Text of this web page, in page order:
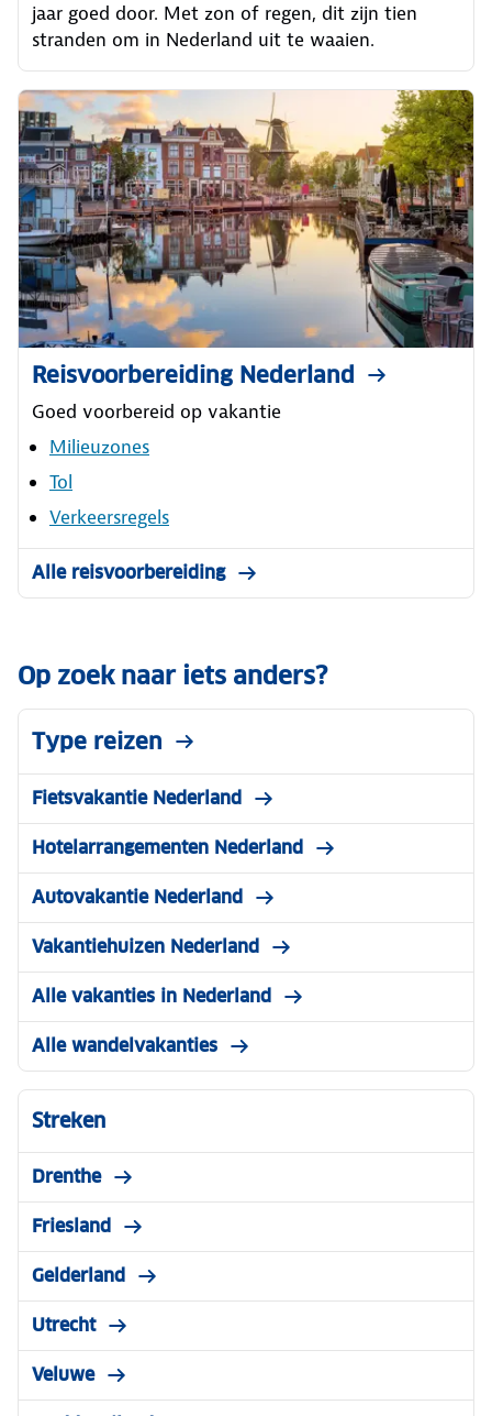
jaar goed door. Met zon of regen, dit zijn tien
stranden om in Nederland uit te waaien.
Reisvoorbereiding Nederland
Goed voorbereid op vakantie
Milieuzones
Tol
Verkeersregels
Alle reisvoorbereiding
Op zoek naar iets anders?
Type reizen
Fietsvakantie Nederland
Hotelarrangementen Nederland
Autovakantie Nederland
Vakantiehuizen Nederland
Alle vakanties in Nederland
Alle wandelvakanties
Streken
Drenthe
Friesland
Gelderland
Utrecht
Veluwe